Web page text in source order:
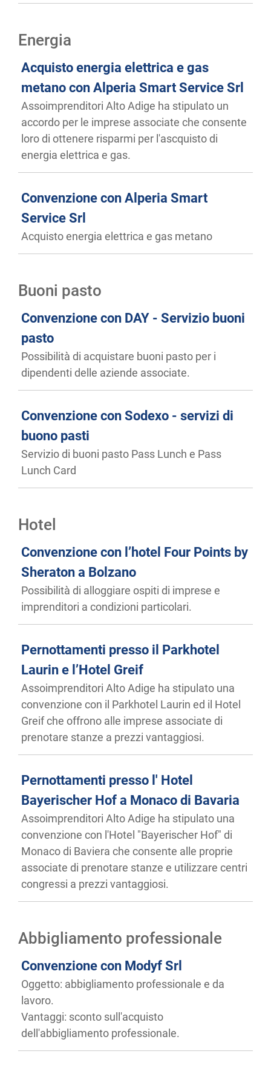
Energia
Acquisto energia elettrica e gas
metano con Alperia Smart Service Srl
Assoimprenditori Alto Adige ha stipulato un
accordo per le imprese associate che consente
loro di ottenere risparmi per l'ascquisto di
energia elettrica e gas.
Convenzione con Alperia Smart
Service Srl
Acquisto energia elettrica e gas metano
Buoni pasto
Convenzione con DAY - Servizio buoni
pasto
Possibilità di acquistare buoni pasto per i
dipendenti delle aziende associate.
Convenzione con Sodexo - servizi di
buono pasti
Servizio di buoni pasto Pass Lunch e Pass
Lunch Card
Hotel
Convenzione con l’hotel Four Points by
Sheraton a Bolzano
Possibilità di alloggiare ospiti di imprese e
imprenditori a condizioni particolari.
Pernottamenti presso il Parkhotel
Laurin e l’Hotel Greif
Assoimprenditori Alto Adige ha stipulato una
convenzione con il Parkhotel Laurin ed il Hotel
Greif che offrono alle imprese associate di
prenotare stanze a prezzi vantaggiosi.
Pernottamenti presso l' Hotel
Bayerischer Hof a Monaco di Bavaria
Assoimprenditori Alto Adige ha stipulato una
convenzione con l'Hotel "Bayerischer Hof" di
Monaco di Baviera che consente alle proprie
associate di prenotare stanze e utilizzare centri
congressi a prezzi vantaggiosi.
Abbigliamento professionale
Convenzione con Modyf Srl
Oggetto: abbigliamento professionale e da
lavoro.
Vantaggi: sconto sull'acquisto
dell'abbigliamento professionale.